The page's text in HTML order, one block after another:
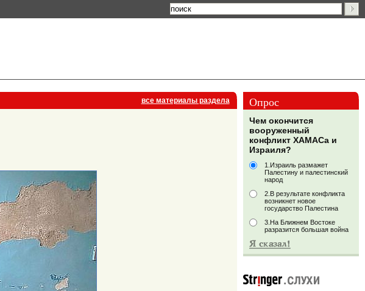
все материалы раздела Опрос
Чем окончится
вооруженный
конфликт ХАМАСа и
Израиля?
1.Израиль размажет
Палестину и палестинский
народ
2.В результате конфликта
возникнет новое
государство Палестина
3.На Ближнем Востоке
разразится большая война